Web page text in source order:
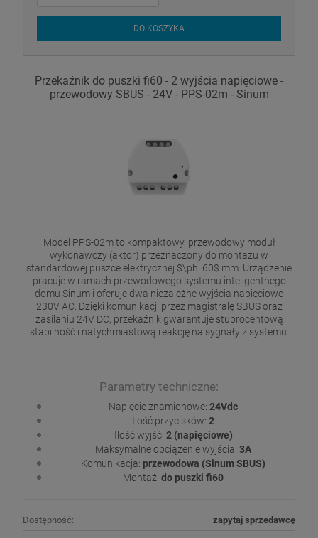
DO KOSZYKA
Przekaźnik do puszki fi60 - 2 wyjścia napięciowe -
przewodowy SBUS - 24V - PPS-02m - Sinum
Model PPS-02m to kompaktowy, przewodowy moduł
wykonawczy (aktor) przeznaczony do montażu w
standardowej puszce elektrycznej $\phi 60$ mm. Urządzenie
pracuje w ramach przewodowego systemu inteligentnego
domu Sinum i oferuje dwa niezależne wyjścia napięciowe
230V AC. Dzięki komunikacji przez magistralę SBUS oraz
zasilaniu 24V DC, przekaźnik gwarantuje stuprocentową
stabilność i natychmiastową reakcję na sygnały z systemu.
Parametry techniczne:
Napięcie znamionowe: 24Vdc
Ilość przycisków: 2
Ilość wyjść: 2 (napięciowe)
Maksymalne obciążenie wyjścia: 3A
Komunikacja: przewodowa (Sinum SBUS)
Montaż: do puszki fi60
Dostępność: zapytaj sprzedawcę